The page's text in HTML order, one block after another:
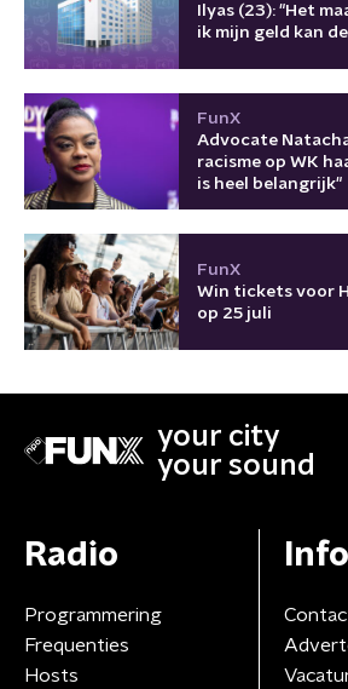
Ilyas (23): "Het
ik mijn geld kan
FunX
Advocate
racisme op WK
is heel belangrijk"
FunX
Win tickets voor
op 25 juli
your city
your sound
Radio
Programmering
Frequenties
Hosts
Info